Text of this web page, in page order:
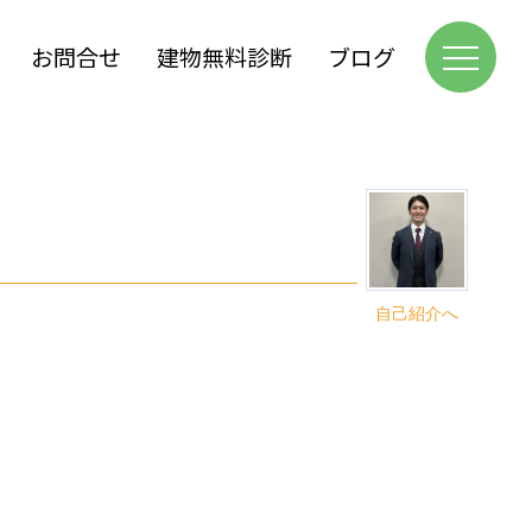
お問合せ 建物無料診断 ブログ
自己紹介へ